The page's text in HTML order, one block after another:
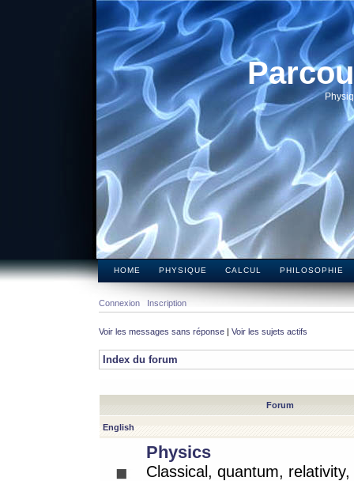
HOME PHYSIQUE CALCUL PHILOSOPHIE
Connexion Inscription
Voir les messages sans réponse | Voir les sujets actifs
Index du forum
Forum
English
Physics
Classical, quantum,